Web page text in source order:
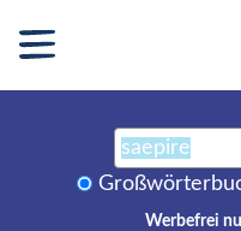
Werbefrei